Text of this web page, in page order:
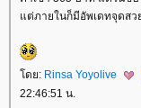
ต่ภายในก็มีอัพเดทจุดสว
ดย: Rinsa Yoyolive
22:46:51 น.